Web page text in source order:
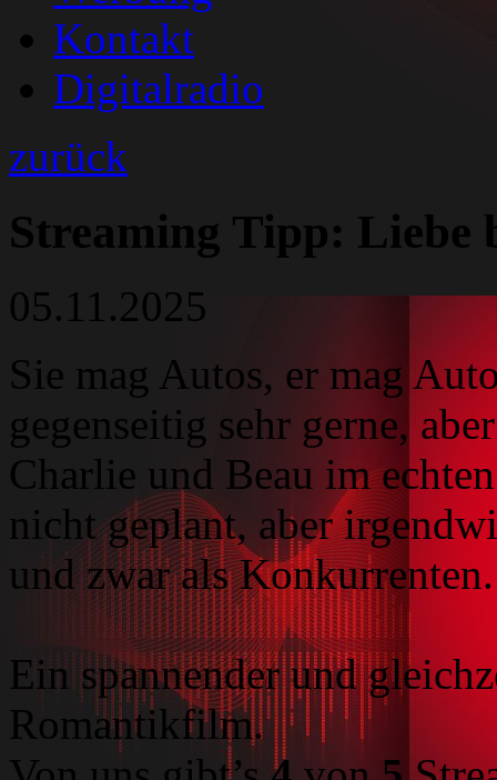
Kontakt
Digitalradio
zurück
Streaming Tipp: Liebe
05.11.2025
Sie mag Autos, er mag
gegenseitig sehr gerne,
Charlie und Beau im
nicht geplant, aber
und zwar als
Ein spannender und
Romantikfilm.